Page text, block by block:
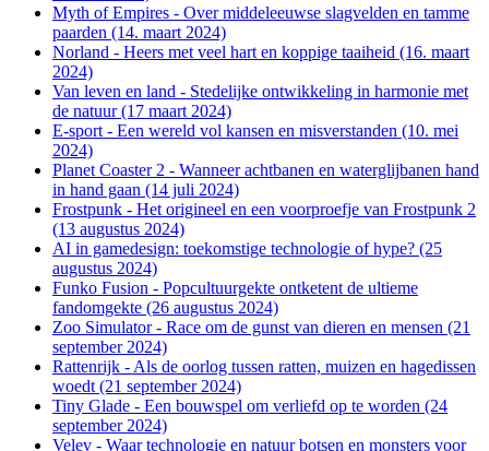
Myth of Empires - Over middeleeuwse slagvelden en tamme
paarden (14. maart 2024)
Norland - Heers met veel hart en koppige taaiheid (16. maart
2024)
Van leven en land - Stedelijke ontwikkeling in harmonie met
de natuur (17 maart 2024)
E-sport - Een wereld vol kansen en misverstanden (10. mei
2024)
Planet Coaster 2 - Wanneer achtbanen en waterglijbanen hand
in hand gaan (14 juli 2024)
Frostpunk - Het origineel en een voorproefje van Frostpunk 2
(13 augustus 2024)
AI in gamedesign: toekomstige technologie of hype? (25
augustus 2024)
Funko Fusion - Popcultuurgekte ontketent de ultieme
fandomgekte (26 augustus 2024)
Zoo Simulator - Race om de gunst van dieren en mensen (21
september 2024)
Rattenrijk - Als de oorlog tussen ratten, muizen en hagedissen
woedt (21 september 2024)
Tiny Glade - Een bouwspel om verliefd op te worden (24
september 2024)
Velev - Waar technologie en natuur botsen en monsters voor